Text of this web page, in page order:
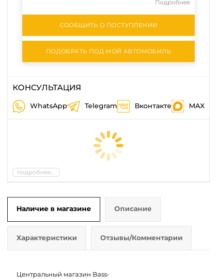
Подробнее
СООБЩИТЬ О ПОСТУПЛЕНИИ
ПОДОБРАТЬ ПОД МОЙ АВТОМОБИЛЬ
КОНСУЛЬТАЦИЯ
WhatsApp Telegram Вконтакте MAX
подробнее...
Наличие в магазине Описание
Характеристики Отзывы/Комментарии
Центральный магазин Bass-